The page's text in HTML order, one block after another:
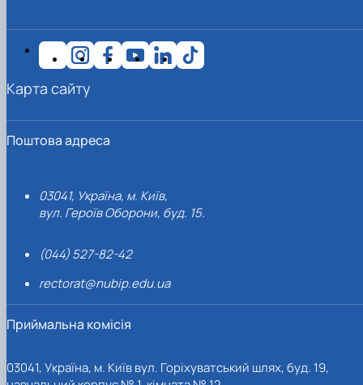
Поштова адреса
03041, Україна, м. Київ,
вул. Героїв Оборони, буд. 15.
(044) 527-82-42
rectorat@nubip.edu.ua
Приймальна комісія
03041, Україна, м. Київ вул. Горіхуватський шлях, буд. 19,
Карта сайту